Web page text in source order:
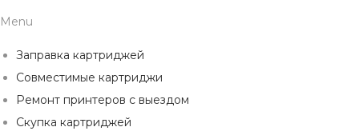
Menu
Заправка картриджей
Совместимые картриджи
Ремонт принтеров с выездом
Скупка картриджей